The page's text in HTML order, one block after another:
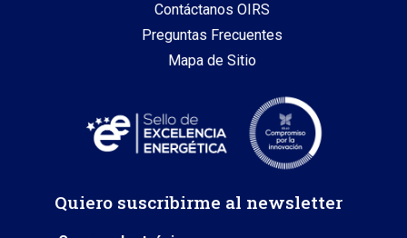
Contáctanos OIRS
Preguntas Frecuentes
Mapa de Sitio
Quiero suscribirme al newsletter